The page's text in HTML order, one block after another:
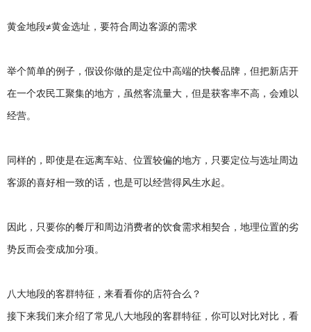
黄金地段≠黄金选址，要符合周边客源的需求
举个简单的例子，假设你做的是定位中高端的快餐品牌，但把新店开
在一个农民工聚集的地方，虽然客流量大，但是获客率不高，会难以
经营。
同样的，即使是在远离车站、位置较偏的地方，只要定位与选址周边
客源的喜好相一致的话，也是可以经营得风生水起。
因此，只要你的餐厅和周边消费者的饮食需求相契合，地理位置的劣
势反而会变成加分项。
八大地段的客群特征，来看看你的店符合么？
接下来我们来介绍了常见八大地段的客群特征，你可以对比对比，看